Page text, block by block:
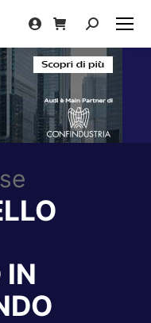
Cerca:
IN